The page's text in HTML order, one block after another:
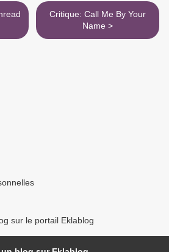
Critique: Call Me By Your
Name >
sur le portail Eklablog